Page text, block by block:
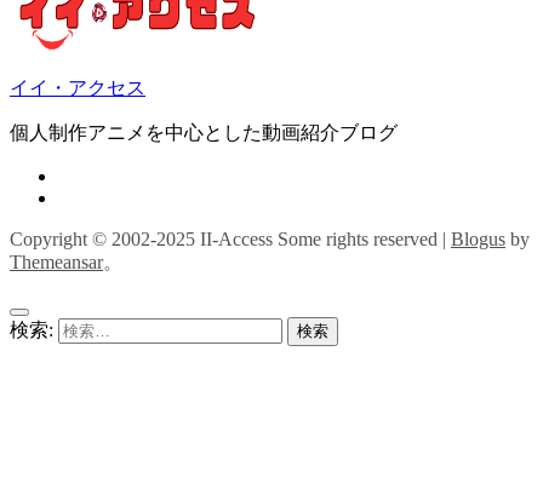
イイ・アクセス
個人制作アニメを中心とした動画紹介ブログ
Copyright © 2002-2025 II-Access Some rights reserved | Blogus by
Themeansar。
検索: